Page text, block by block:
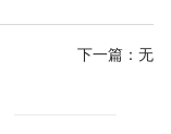
下一篇：无